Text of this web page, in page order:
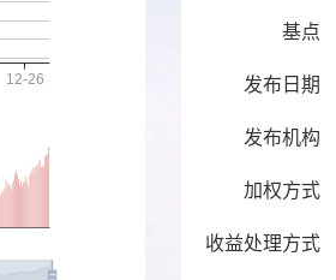
基点
发布日期
发布机构
加权方式
收益处理方式